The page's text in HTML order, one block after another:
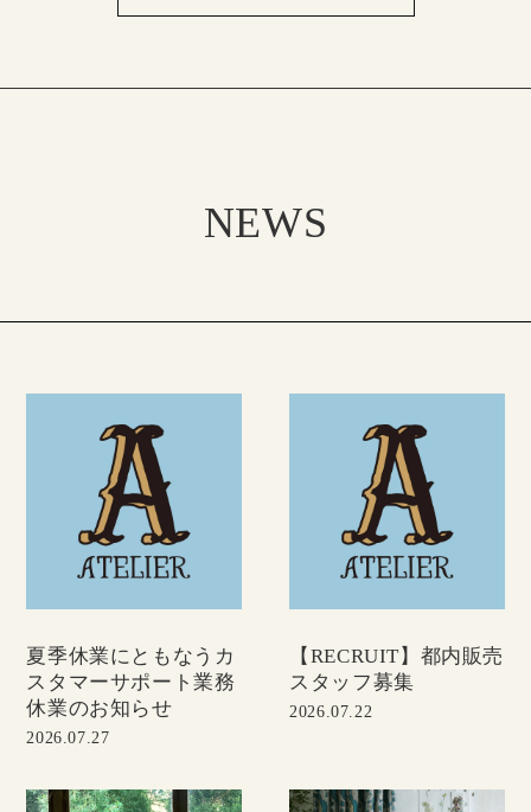
NEWS
夏季休業にともなうカ
スタマーサポート業務
休業のお知らせ
2026.07.27
【RECRUIT】都内販売
スタッフ募集
2026.07.22